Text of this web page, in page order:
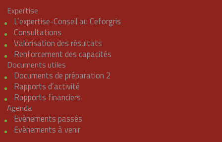
Expertise
L’expertise-Conseil au Ceforgris
Consultations
Valorisation des résultats
Renforcement des capacités
Documents utiles
Documents de préparation 2
Rapports d’activité
Rapports financiers
Agenda
Evènements passés
Evènements à venir